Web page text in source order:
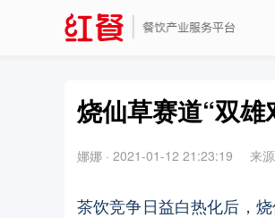
烧仙草赛道“双
娜娜 · 2021-01-12 21:23:19 来
茶饮竞争日益白热化后，